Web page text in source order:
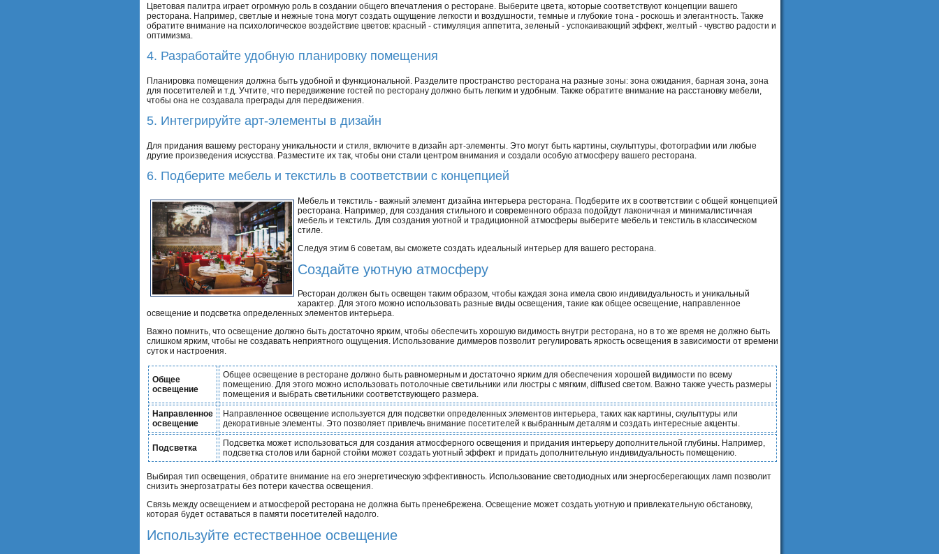
Цветовая палитра играет огромную роль в создании общего впечатления о ресторане. Выберите цвета, которые соответствуют концепции вашего
ресторана. Например, светлые и нежные тона могут создать ощущение легкости и воздушности, темные и глубокие тона - роскошь и элегантность. Также
обратите внимание на психологическое воздействие цветов: красный - стимуляция аппетита, зеленый - успокаивающий эффект, желтый - чувство радости и
оптимизма.
4. Разработайте удобную планировку помещения
Планировка помещения должна быть удобной и функциональной. Разделите пространство ресторана на разные зоны: зона ожидания, барная зона, зона
для посетителей и т.д. Учтите, что передвижение гостей по ресторану должно быть легким и удобным. Также обратите внимание на расстановку мебели,
чтобы она не создавала преграды для передвижения.
5. Интегрируйте арт-элементы в дизайн
Для придания вашему ресторану уникальности и стиля, включите в дизайн арт-элементы. Это могут быть картины, скульптуры, фотографии или любые
другие произведения искусства. Разместите их так, чтобы они стали центром внимания и создали особую атмосферу вашего ресторана.
6. Подберите мебель и текстиль в соответствии с концепцией
Мебель и текстиль - важный элемент дизайна интерьера ресторана. Подберите их в соответствии с общей концепцией
ресторана. Например, для создания стильного и современного образа подойдут лаконичная и минималистичная
мебель и текстиль. Для создания уютной и традиционной атмосферы выберите мебель и текстиль в классическом
стиле.
Следуя этим 6 советам, вы сможете создать идеальный интерьер для вашего ресторана.
Создайте уютную атмосферу
Ресторан должен быть освещен таким образом, чтобы каждая зона имела свою индивидуальность и уникальный
характер. Для этого можно использовать разные виды освещения, такие как общее освещение, направленное
освещение и подсветка определенных элементов интерьера.
Важно помнить, что освещение должно быть достаточно ярким, чтобы обеспечить хорошую видимость внутри ресторана, но в то же время не должно быть
слишком ярким, чтобы не создавать неприятного ощущения. Использование диммеров позволит регулировать яркость освещения в зависимости от времени
суток и настроения.
Общее
освещение
Общее освещение в ресторане должно быть равномерным и достаточно ярким для обеспечения хорошей видимости по всему
помещению. Для этого можно использовать потолочные светильники или люстры с мягким, diffused светом. Важно также учесть размеры
помещения и выбрать светильники соответствующего размера.
Направленное
освещение
Направленное освещение используется для подсветки определенных элементов интерьера, таких как картины, скульптуры или
декоративные элементы. Это позволяет привлечь внимание посетителей к выбранным деталям и создать интересные акценты.
Подсветка
Подсветка может использоваться для создания атмосферного освещения и придания интерьеру дополнительной глубины. Например,
подсветка столов или барной стойки может создать уютный эффект и придать дополнительную индивидуальность помещению.
Выбирая тип освещения, обратите внимание на его энергетическую эффективность. Использование светодиодных или энергосберегающих ламп позволит
снизить энергозатраты без потери качества освещения.
Связь между освещением и атмосферой ресторана не должна быть пренебрежена. Освещение может создать уютную и привлекательную обстановку,
которая будет оставаться в памяти посетителей надолго.
Используйте естественное освещение